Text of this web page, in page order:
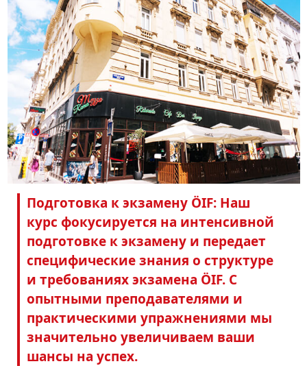
Подготовка к экзамену ÖIF: Наш
курс фокусируется на интенсивной
подготовке к экзамену и передает
специфические знания о структуре
и требованиях экзамена ÖIF. С
опытными преподавателями и
практическими упражнениями мы
значительно увеличиваем ваши
шансы на успех.